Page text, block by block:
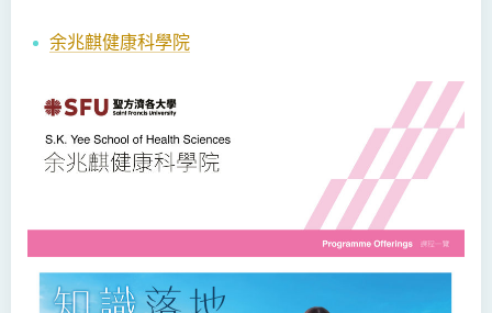
余兆麒健康科學院